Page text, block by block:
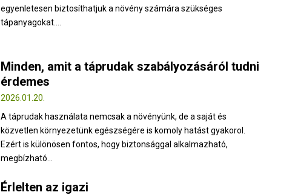
egyenletesen biztosíthatjuk a növény számára szükséges
tápanyagokat....
Minden, amit a táprudak szabályozásáról tudni
érdemes
2026.01.20.
A táprudak használata nemcsak a növényünk, de a saját és
közvetlen környezetünk egészségére is komoly hatást gyakorol.
Ezért is különösen fontos, hogy biztonsággal alkalmazható,
megbízható...
Érlelten az igazi